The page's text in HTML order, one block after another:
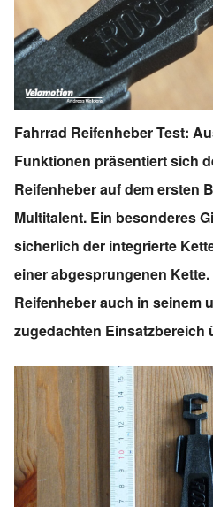
Fahrrad Reifenheber Test:
Funktionen präsentiert sich
Reifenheber auf dem ersten
Multitalent. Ein besonderes
sicherlich der integrierte
einer abgesprungenen
Reifenheber auch in seinem
zugedachten Einsatzbereich